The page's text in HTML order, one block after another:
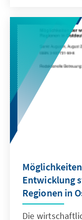
Entwicklung
Regionen in
Die